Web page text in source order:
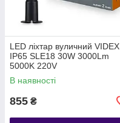
LED ліхтар вуличний VIDEX
IP65 SLE18 30W 3000Lm
5000K 220V
В наявності
855 ₴